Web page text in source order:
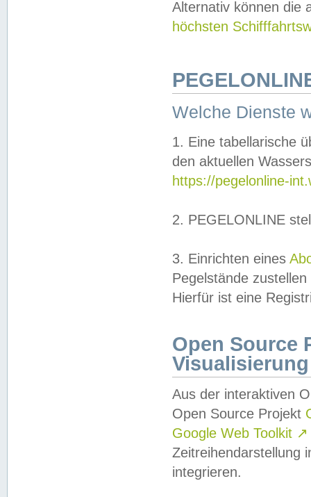
Alternativ können die
höchsten
Welche Dienste
1. Eine tabellarische
den aktuellen
https://pegelonline-
2. PEGELONLINE
3. Einrichten eines
Pegelstände
Hierfür ist eine
Open Source
Visualisierung
Aus der interaktiven
Open Source Projekt
Google Web Toolkit ↗
Zeitreihendarstellung
integrieren.